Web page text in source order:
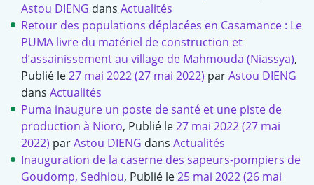
Astou DIENG dans Actualités
Retour des populations déplacées en Casamance : Le
PUMA livre du matériel de construction et
d’assainissement au village de Mahmouda (Niassya),
Publié le27 mai 2022(27 mai 2022) parAstou DIENG
dans Actualités
Puma inaugure un poste de santé et une piste de
production à Nioro, Publié le27 mai 2022(27 mai
2022) parAstou DIENG dans Actualités
Inauguration de la caserne des sapeurs-pompiers de
Goudomp, Sedhiou, Publié le25 mai 2022(26 mai